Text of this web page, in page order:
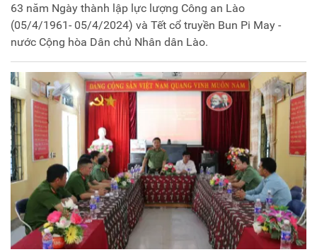
63 năm Ngày thành lập lực lượng Công an Lào
(05/4/1961- 05/4/2024) và Tết cổ truyền Bun Pi May -
nước Cộng hòa Dân chủ Nhân dân Lào.